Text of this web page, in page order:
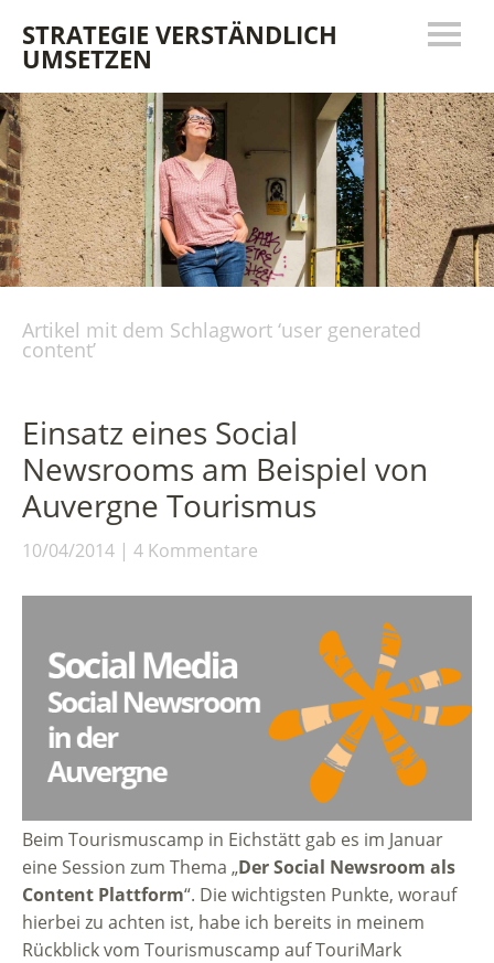
STRATEGIE VERSTÄNDLICH
UMSETZEN
Artikel mit dem Schlagwort ‘user generated
content’
Einsatz eines Social
Newsrooms am Beispiel von
Auvergne Tourismus
10/04/2014 4 Kommentare
Beim Tourismuscamp in Eichstätt gab es im Januar
eine Session zum Thema „Der Social Newsroom als
Content Plattform“. Die wichtigsten Punkte, worauf
hierbei zu achten ist, habe ich bereits in meinem
Rückblick vom Tourismuscamp auf TouriMark